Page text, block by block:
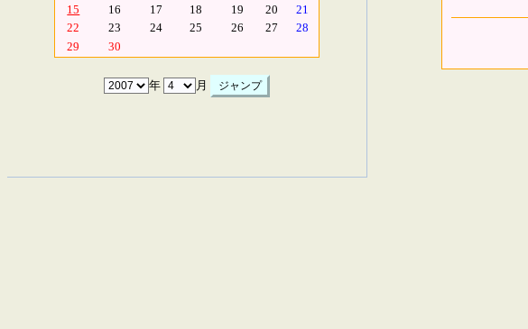
15
16 17 18 19 20
21
22
23 24 25 26 27
28
29
30
年 月